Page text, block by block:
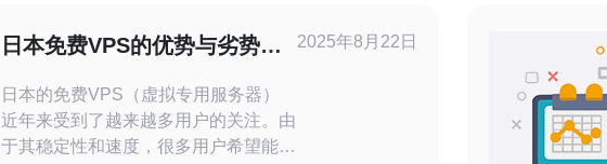
日本免费VPS的优势与劣势需
日本的免费VPS（虚拟专用服务器）
近年来受到了越来越多用户的关注。由
于其稳定性和速度，很多用户希望能够
2025年8月22日